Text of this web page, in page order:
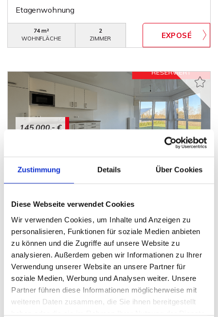
Zustimmung Details Über Cookies
Diese Webseite verwendet Cookies
Wir verwenden Cookies, um Inhalte und Anzeigen zu
personalisieren, Funktionen für soziale Medien anbieten
zu können und die Zugriffe auf unsere Website zu
analysieren. Außerdem geben wir Informationen zu Ihrer
Verwendung unserer Website an unsere Partner für
soziale Medien, Werbung und Analysen weiter. Unsere
Partner führen diese Informationen möglicherweise mit
weiteren Daten zusammen, die Sie ihnen bereitgestellt
haben oder die sie im Rahmen Ihrer Nutzung der Dienste
Etagenwohnung
74 m²
WOHNFLÄCHE
2
ZIMMER
145.000,- €
Porta Westfalica
Kleine Eigentumswohnung für Investoren oder
Selbstnutzer
52 m²
2